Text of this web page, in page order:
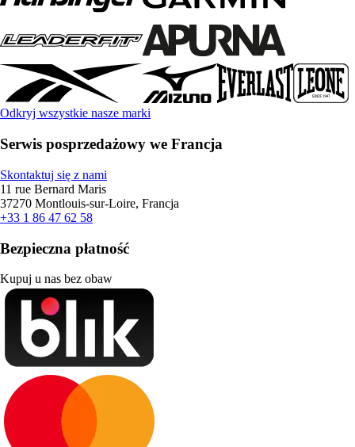
Odkryj wszystkie nasze marki
Serwis posprzedażowy we Francja
Skontaktuj się z nami
11 rue Bernard Maris
37270 Montlouis-sur-Loire, Francja
+33 1 86 47 62 58
Bezpieczna płatność
Kupuj u nas bez obaw